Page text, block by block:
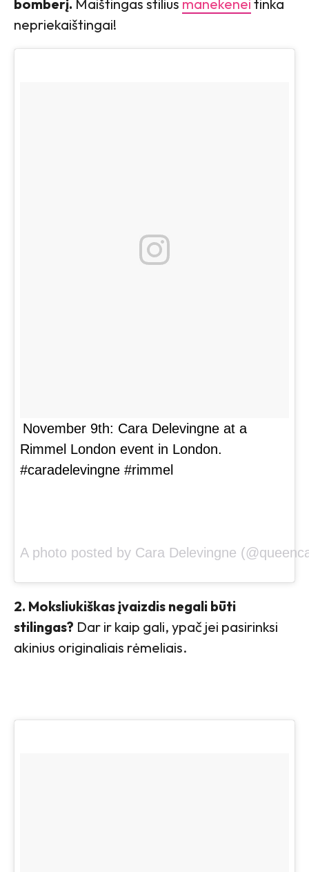
bomberį. Maištingas stilius manekenei tinka
nepriekaištingai!
November 9th: Cara Delevingne at a
Rimmel London event in London.
#caradelevingne #rimmel
A photo posted by Cara Delevingne
2. Moksliukiškas įvaizdis negali būti
stilingas? Dar ir kaip gali, ypač jei pasirinksi
akinius originaliais rėmeliais.